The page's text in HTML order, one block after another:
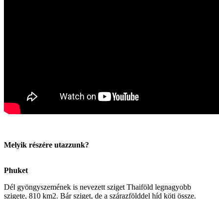
Melyik részére utazzunk?
Phuket
Dél gyöngyszemének is nevezett sziget Thaiföld legnagyobb
szigete, 810 km2. Bár sziget, de a szárazfölddel híd köti össze.